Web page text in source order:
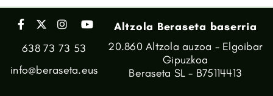
638 73 73 53
info@beraseta.eus
Altzola Beraseta baserria
20.860 Altzola auzoa - Elgoibar
Gipuzkoa
Beraseta SL - B75114413